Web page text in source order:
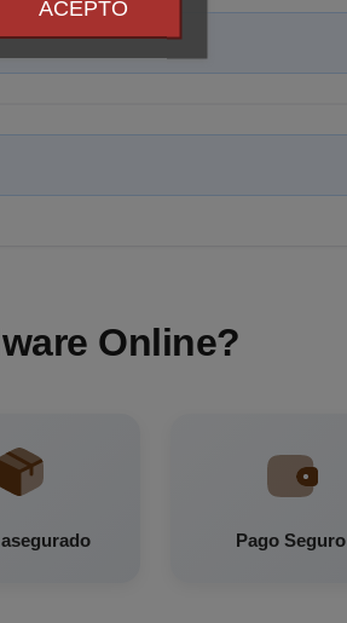
ACEPTO
Online?
Pago Seguro